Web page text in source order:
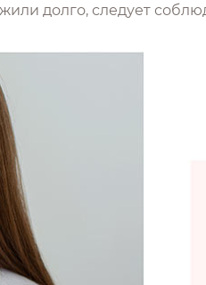
долго, следует